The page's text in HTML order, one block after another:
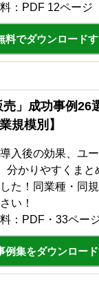
：PDF 12ページ
料でダウンロード
売」成功事例26
規模別】
入後の効果、ユ
分かりやすくまと
た！同業種・同
い！
：PDF・33ペー
例集をダウンロー